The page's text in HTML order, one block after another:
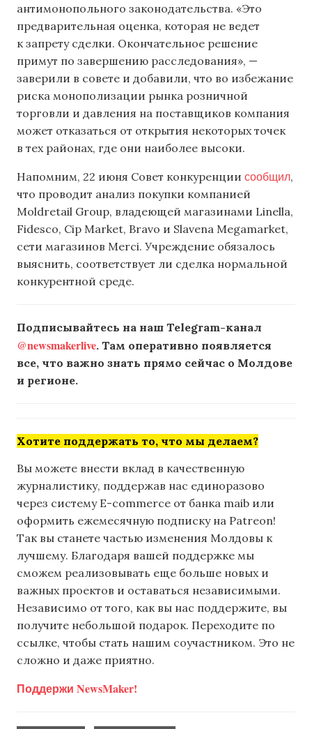
антимонопольного законодательства. «Это
предварительная оценка, которая не ведет
к запрету сделки. Окончательное решение
примут по завершению расследования», —
заверили в совете и добавили, что во избежание
риска монополизации рынка розничной
торговли и давления на поставщиков компания
может отказаться от открытия некоторых точек
в тех районах, где они наиболее высоки.
Напомним, 22 июня Совет конкуренции сообщил,
что проводит анализ покупки компанией
Moldretail Group, владеющей магазинами Linella,
Fidesco, Cip Market, Bravo и Slavena Megamarket,
сети магазинов Merci. Учреждение обязалось
выяснить, соответствует ли сделка нормальной
конкурентной среде.
Подписывайтесь на наш Telegram-канал
@newsmakerlive. Там оперативно появляется
все, что важно знать прямо сейчас о Молдове
и регионе.
Хотите поддержать то, что мы делаем?
Вы можете внести вклад в качественную
журналистику, поддержав нас единоразово
через систему E-commerce от банка maib или
оформить ежемесячную подписку на Patreon!
Так вы станете частью изменения Молдовы к
лучшему. Благодаря вашей поддержке мы
сможем реализовывать еще больше новых и
важных проектов и оставаться независимыми.
Независимо от того, как вы нас поддержите, вы
получите небольшой подарок. Переходите по
ссылке, чтобы стать нашим соучастником. Это не
сложно и даже приятно.
Поддержи NewsMaker!